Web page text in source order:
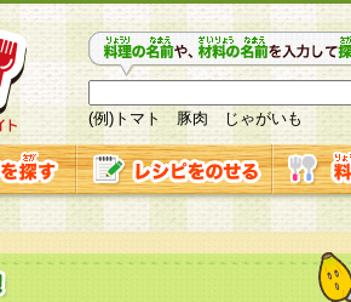
(例)トマト 豚肉 じゃがいも